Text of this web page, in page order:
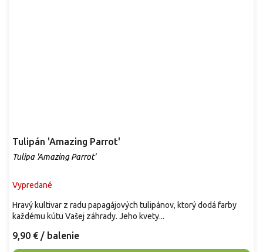
Tulipán 'Amazing Parrot'
Tulipa 'Amazing Parrot'
Vypredané
9,90 € / balenie
Hravý kultivar z radu papagájových tulipánov, ktorý dodá farby
každému kútu Vašej záhrady. Jeho kvety...